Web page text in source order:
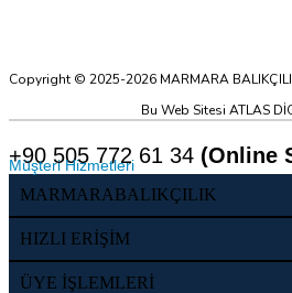
Copyright © 2025-2026 MARMARA
Bu Web Sitesi ATLAS
+90 505 772 61 34 (Online
Müşteri Hizmetleri
MARMARABALIKÇILIK
HIZLI ERİŞİM
ÜYE İŞLEMLERİ